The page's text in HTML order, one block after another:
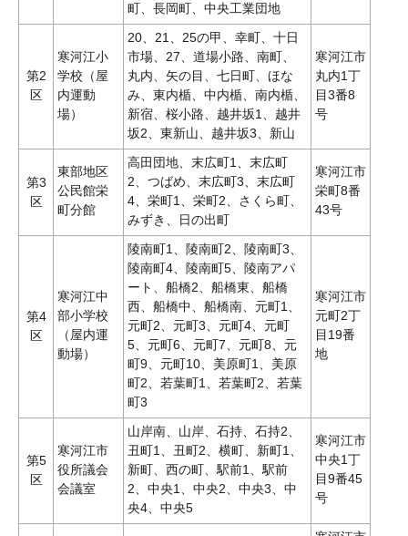
町、長岡町、中央工業団地
第2
区
寒河江小
学校（屋
内運動
場）
20、21、25の甲、幸町、十日
市場、27、道場小路、南町、
丸内、矢の目、七日町、ほな
み、東内楯、中内楯、南内楯、
新宿、桜小路、越井坂1、越井
坂2、東新山、越井坂3、新山
寒河江市
丸内1丁
目3番8
号
第3
区
東部地区
公民館栄
町分館
高田団地、末広町1、末広町
2、つばめ、末広町3、末広町
4、栄町1、栄町2、さくら町、
みずき、日の出町
寒河江市
栄町8番
43号
第4
区
寒河江中
部小学校
（屋内運
動場）
陵南町1、陵南町2、陵南町3、
陵南町4、陵南町5、陵南アパ
ート、船橋2、船橋東、船橋
西、船橋中、船橋南、元町1、
元町2、元町3、元町4、元町
5、元町6、元町7、元町8、元
町9、元町10、美原町1、美原
町2、若葉町1、若葉町2、若葉
町3
寒河江市
元町2丁
目19番
地
第5
区
寒河江市
役所議会
会議室
山岸南、山岸、石持、石持2、
丑町1、丑町2、横町、新町1、
新町、西の町、駅前1、駅前
2、中央1、中央2、中央3、中
央4、中央5
寒河江市
中央1丁
目9番45
号